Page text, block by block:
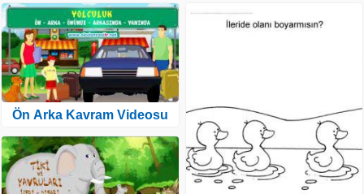
Ön Arka Kavram Videosu